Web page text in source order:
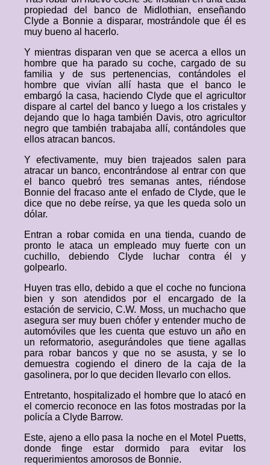
propiedad del banco de Midlothian, enseñando
Clyde a Bonnie a disparar, mostrándole que él es
muy bueno al hacerlo.
Y mientras disparan ven que se acerca a ellos un
hombre que ha parado su coche, cargado de su
familia y de sus pertenencias, contándoles el
hombre que vivían allí hasta que el banco le
embargó la casa, haciendo Clyde que el agricultor
dispare al cartel del banco y luego a los cristales y
dejando que lo haga también Davis, otro agricultor
negro que también trabajaba allí, contándoles que
ellos atracan bancos.
Y efectivamente, muy bien trajeados salen para
atracar un banco, encontrándose al entrar con que
el banco quebró tres semanas antes, riéndose
Bonnie del fracaso ante el enfado de Clyde, que le
dice que no debe reírse, ya que les queda solo un
dólar.
Entran a robar comida en una tienda, cuando de
pronto le ataca un empleado muy fuerte con un
cuchillo, debiendo Clyde luchar contra él y
golpearlo.
Huyen tras ello, debido a que el coche no funciona
bien y son atendidos por el encargado de la
estación de servicio, C.W. Moss, un muchacho que
asegura ser muy buen chófer y entender mucho de
automóviles que les cuenta que estuvo un año en
un reformatorio, asegurándoles que tiene agallas
para robar bancos y que no se asusta, y se lo
demuestra cogiendo el dinero de la caja de la
gasolinera, por lo que deciden llevarlo con ellos.
Entretanto, hospitalizado el hombre que lo atacó en
el comercio reconoce en las fotos mostradas por la
policía a Clyde Barrow.
Este, ajeno a ello pasa la noche en el Motel Puetts,
donde finge estar dormido para evitar los
requerimientos amorosos de Bonnie.